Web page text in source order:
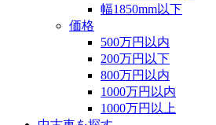
幅1850mm以下
価格
500万円以内
200万円以下
800万円以内
1000万円以内
1000万円以上